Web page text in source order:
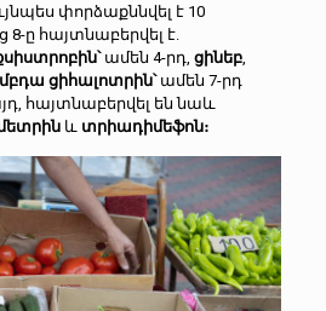
փորձաքննվել է 10
ը հայտնաբերվել է.
ամեն 4-րդ, ցինեբ,
ցիհալոտրին՝ամեն 7-րդ
հայտնաբերվել են նաև
և տրիադիմեֆոն։